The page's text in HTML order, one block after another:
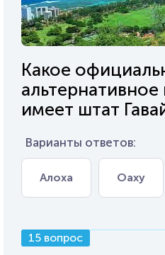
Какое
альтернативное
имеет штат
Варианты ответов:
Алоха Оаху
15 вопрос